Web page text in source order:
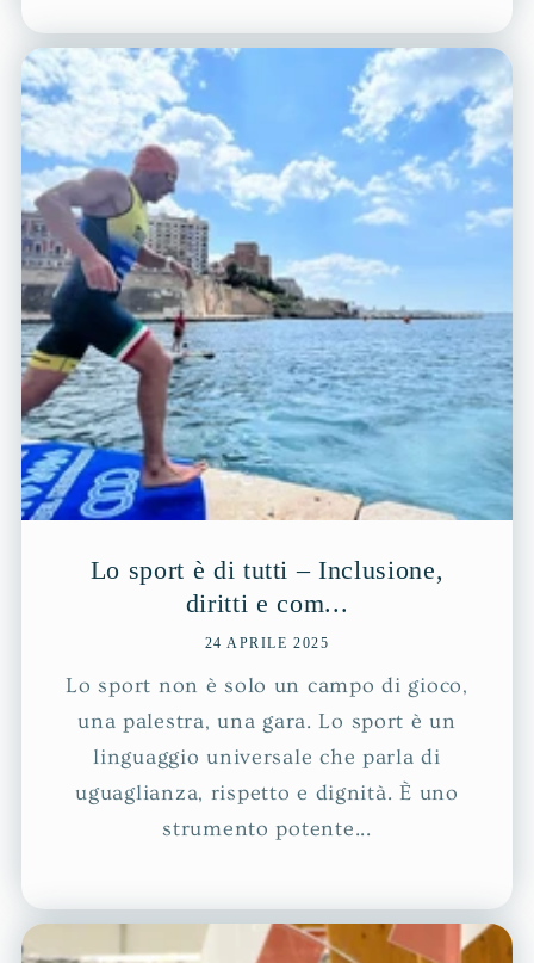
Lo sport è di tutti – Inclusione,
diritti e com...
24 APRILE 2025
Lo sport non è solo un campo di gioco,
una palestra, una gara. Lo sport è un
linguaggio universale che parla di
uguaglianza, rispetto e dignità. È uno
strumento potente...